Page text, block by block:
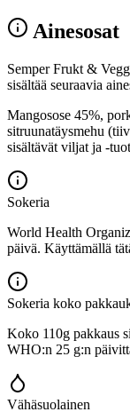
Ainesosat
Semper Frukt &
sisältää seuraavia
Mangosose 45%,
sitruunatäysmehu
sisältävät viljat ja -
Sokeria
World Health
päivä. Käyttämällä
Sokeria koko
Koko 110g pakkaus
WHO:n 25 g:n
Vähäsuolainen